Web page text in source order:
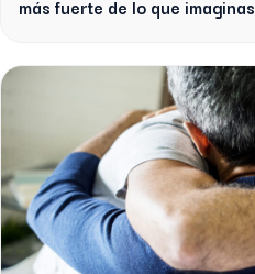
más fuerte de lo que imaginas